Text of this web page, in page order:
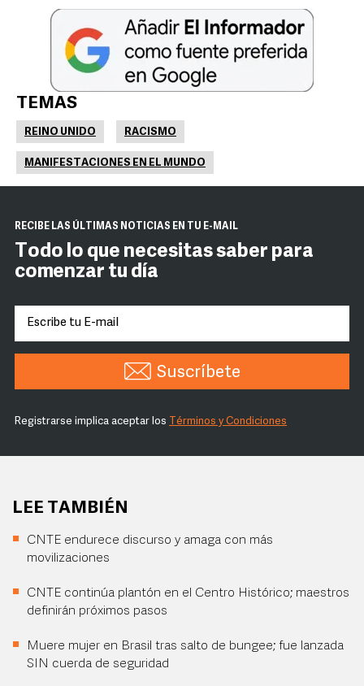
TEMAS
REINO UNIDO RACISMO
MANIFESTACIONES EN EL MUNDO
RECIBE LAS ÚLTIMAS NOTICIAS EN TU E-MAIL
Todo lo que necesitas saber para
comenzar tu día
Suscríbete
Registrarse implica aceptar los Términos y Condiciones
LEE TAMBIÉN
CNTE endurece discurso y amaga con más
movilizaciones
CNTE continúa plantón en el Centro Histórico; maestros
definirán próximos pasos
Muere mujer en Brasil tras salto de bungee; fue lanzada
SIN cuerda de seguridad